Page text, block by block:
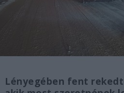
Lényegében fent